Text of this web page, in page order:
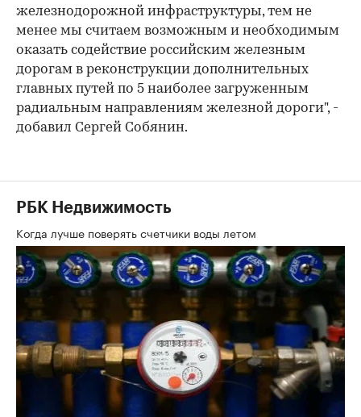
железнодорожной инфраструктуры, тем не
менее мы считаем возможным и необходимым
оказать содействие российским железным
дорогам в реконструкции дополнительных
главных путей по 5 наиболее загруженным
радиальным направлениям железной дороги", -
добавил Сергей Собянин.
РБК Недвижимость
Когда лучше поверять счетчики воды летом